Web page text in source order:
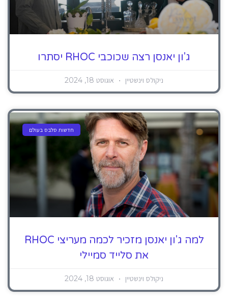
ג'ון יאנסן רצה שכוכבי RHOC יסתרו
ניקולס וינשטיין אוגוסט 18, 2024
חדשות סלבס בעולם
למה ג'ון יאנסן מזכיר לכמה מעריצי RHOC
את סלייד סמיילי
ניקולס וינשטיין אוגוסט 18, 2024